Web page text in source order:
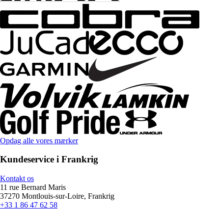
Opdag alle vores mærker
Kundeservice i Frankrig
Kontakt os
11 rue Bernard Maris
37270 Montlouis-sur-Loire, Frankrig
+33 1 86 47 62 58